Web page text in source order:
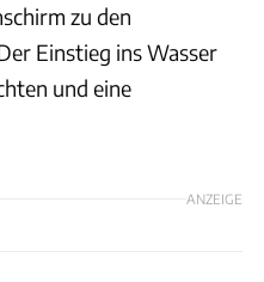
zu den
Einstieg ins Wasser
und eine
ANZEIGE